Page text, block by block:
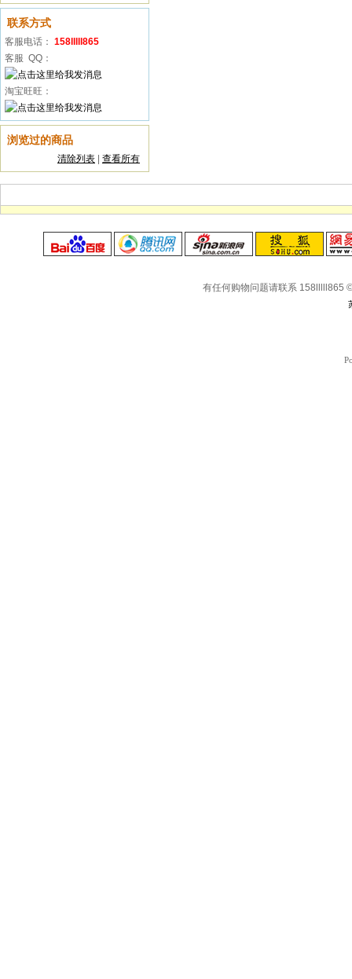
联系方式
客服电话： 158lllll865
客服 QQ：
淘宝旺旺：
浏览过的商品
清除列表 查看所有
有任何购物问题请联系 158lllll865